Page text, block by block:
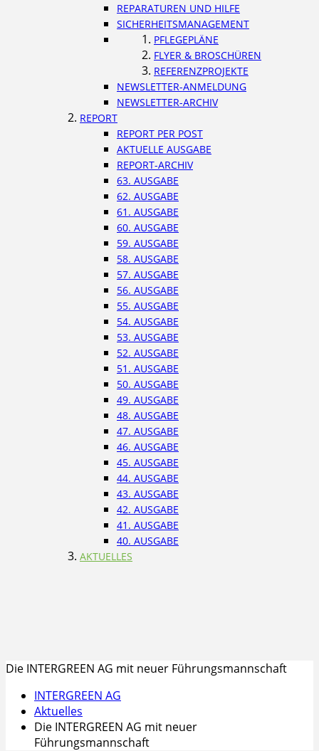
REPARATUREN UND HILFE
SICHERHEITSMANAGEMENT
PFLEGEPLÄNE
FLYER & BROSCHÜREN
REFERENZPROJEKTE
NEWSLETTER-ANMELDUNG
NEWSLETTER-ARCHIV
REPORT
REPORT PER POST
AKTUELLE AUSGABE
REPORT-ARCHIV
63. AUSGABE
62. AUSGABE
61. AUSGABE
60. AUSGABE
59. AUSGABE
58. AUSGABE
57. AUSGABE
56. AUSGABE
55. AUSGABE
54. AUSGABE
53. AUSGABE
52. AUSGABE
51. AUSGABE
50. AUSGABE
49. AUSGABE
48. AUSGABE
47. AUSGABE
46. AUSGABE
45. AUSGABE
44. AUSGABE
43. AUSGABE
42. AUSGABE
41. AUSGABE
40. AUSGABE
AKTUELLES
Die INTERGREEN AG mit neuer Führungsmannschaft
INTERGREEN AG
Aktuelles
Die INTERGREEN AG mit neuer
Führungsmannschaft